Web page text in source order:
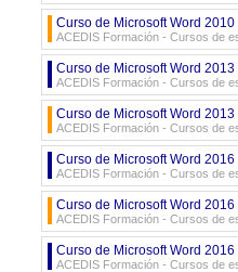
Curso de Microsoft Word
ACEDIS Formación - Cursos de
Curso de Microsoft Word
ACEDIS Formación - Cursos de
Curso de Microsoft Word
ACEDIS Formación - Cursos de
Curso de Microsoft Word
ACEDIS Formación - Cursos de
Curso de Microsoft Word
ACEDIS Formación - Cursos de
Curso de Microsoft Word
ACEDIS Formación - Cursos de